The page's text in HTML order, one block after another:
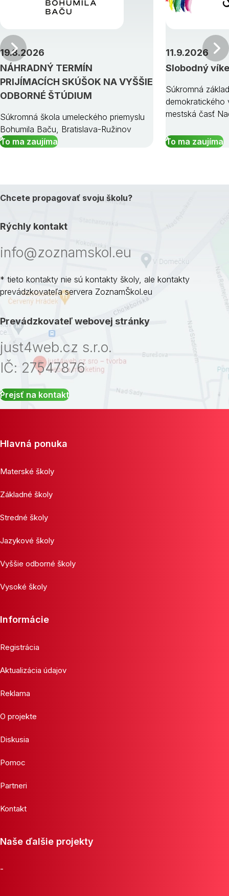
NÁHRADNÝ TERMÍN
PRIJÍMACÍCH SKÚŠOK NA VYŠŠIE
ODBORNÉ ŠTÚDIUM
19.8.2026
Súkromná škola umeleckého priemyslu
Bohumila Baču, Bratislava-Ružinov
To ma zaujíma
Slobodný
11.9.2026
Súkromná
demokratického
mestská časť
To ma zaujíma
Predchádzajúci
Chcete propagovať svoju školu?
Rýchly kontakt
info@zoznamskol.eu
* tieto kontakty nie sú kontakty školy, ale kontakty
prevádzkovateľa servera ZoznamŠkol.eu
Prevádzkovateľ webovej stránky
just4web.cz s.r.o.
IČ: 27547876
Prejsť na kontakt
Hlavná ponuka
Materské školy
Základné školy
Stredné školy
Jazykové školy
Vyššie odborné školy
Vysoké školy
Informácie
Registrácia
Aktualizácia údajov
Reklama
O projekte
Diskusia
Pomoc
Partneri
Kontakt
Naše ďalšie projekty
-